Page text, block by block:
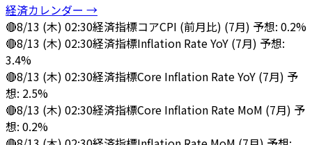
経済カレンダー →
🔴8/13 (木) 02:30経済指標コアCPI (前月比) (7月) 予想: 0.2%
🔴8/13 (木) 02:30経済指標Inflation Rate YoY (7月) 予想:
3.4%
🔴8/13 (木) 02:30経済指標Core Inflation Rate YoY (7月) 予
想: 2.5%
🔴8/13 (木) 02:30経済指標Core Inflation Rate MoM (7月) 予
想: 0.2%